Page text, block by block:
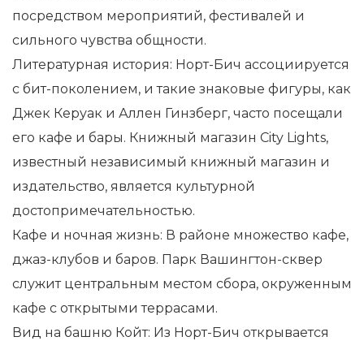
посредством мероприятий, фестивалей и
сильного чувства общности.
Литературная история: Норт-Бич ассоциируется
с бит-поколением, и такие знаковые фигуры, как
Джек Керуак и Аллен Гинзберг, часто посещали
его кафе и бары. Книжный магазин City Lights,
известный независимый книжный магазин и
издательство, является культурной
достопримечательностью.
Кафе и ночная жизнь: В районе множество кафе,
джаз-клубов и баров. Парк Вашингтон-сквер
служит центральным местом сбора, окруженным
кафе с открытыми террасами.
Вид на башню Койт: Из Норт-Бич открывается